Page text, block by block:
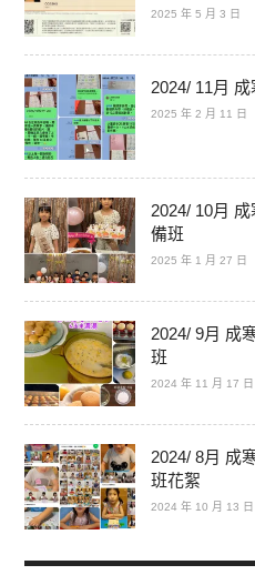
2025 年 5 月 3 日
2024/ 11月
2025 年 2 月 11 日
2024/ 10月
備班
2025 年 1 月 27 日
2024/ 9月 成
班
2024 年 11 月 17 日
2024/ 8月 成
班花絮
2024 年 10 月 13 日